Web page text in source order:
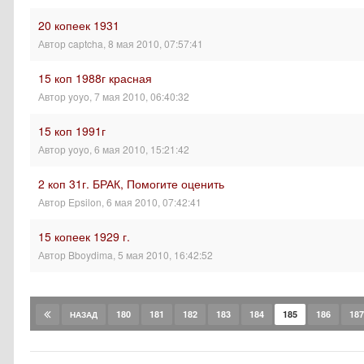
20 копеек 1931
Автор captcha 8 мая 2010, 07:57:41
15 коп 1988г красная
Автор yoyo 7 мая 2010, 06:40:32
15 коп 1991г
Автор yoyo 6 мая 2010, 15:21:42
2 коп 31г. БРАК, Помогите оценить
Автор Epsilon 6 мая 2010, 07:42:41
15 копеек 1929 г.
Автор Bboydima 5 мая 2010, 16:42:52
НАЗАД 180 181 182 183 184 185 186 187